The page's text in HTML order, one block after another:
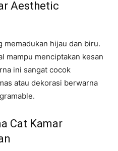
Aesthetic
memadukan hijau dan biru.
mampu menciptakan kesan
ini sangat cocok
atau dekorasi berwarna
Cat Kamar